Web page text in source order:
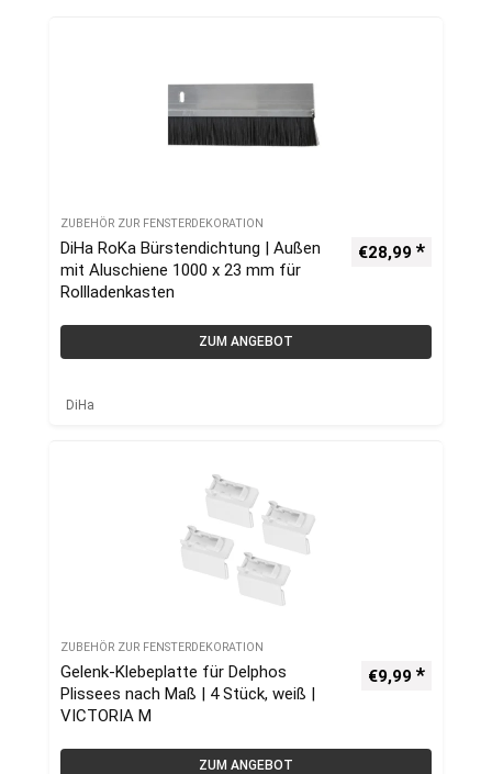
ZUBEHÖR ZUR FENSTERDEKORATION
DiHa RoKa Bürstendichtung | Außen
mit Aluschiene 1000 x 23 mm für
Rollladenkasten
€28,99
ZUM ANGEBOT
DiHa
ZUBEHÖR ZUR FENSTERDEKORATION
Gelenk-Klebeplatte für Delphos
Plissees nach Maß | 4 Stück, weiß |
VICTORIA M
€9,99
ZUM ANGEBOT